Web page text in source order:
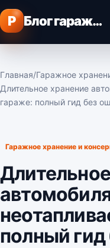
Перейти к
P Блог гаражного мастера
Главная/Гаражное
Длительное хранение
гараже: полный гид без
Гаражное хранение и
полный